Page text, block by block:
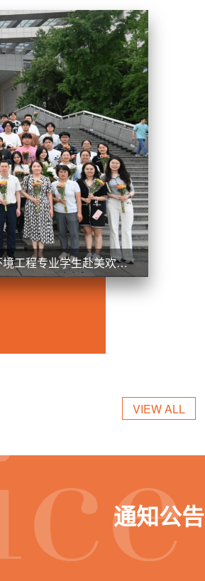
工程专业学生赴美欢送
VIEW ALL
通知公告